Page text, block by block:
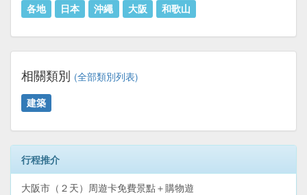
各地 日本 沖繩 大阪 和歌山
相關類別 (全部類別列表)
建築
行程推介
大阪市（２天）周遊卡免費景點＋購物遊